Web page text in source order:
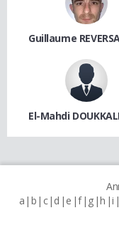
Guillaume
El-Mahdi
a b c d e f g h i